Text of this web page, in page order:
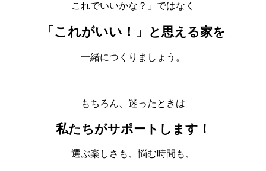
これでいいかな？」ではなく
「これがいい！」 と思える家を
一緒につくりましょう。
もちろん、迷ったときは
私たちがサポートします！
選ぶ楽しさも、悩む時間も、